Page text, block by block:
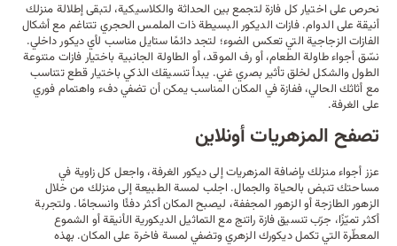
نحرص على اختيار كل فازة لتجمع بين الحداثة والكلاسيكية، لتبقى إطلالة منزلك
أنيقة على الدوام. فازات الديكور البسيطة ذات الملمس الحجري تتناغم مع أشكال
الفازات الزجاجية التي تعكس الضوء؛ لتجد دائمًا ستايل مناسب لأي ديكور داخلي.
نسّق أجواءطاولة الطعام، أو رف الموقد، أوالطاولة الجانبيةباختيار فازات متنوعة
الطول والشكل لخلق تأثير بصري غني. يبدأ تنسيقك الذكي باختيار قطع تتناسب
مع أثاثك الحالي، ففازة في المكان المناسب يمكن أن تضفي دفء واهتمام فوري
على الغرفة.
تصفح المزهريات أونلاين
عزز أجواء منزلك بإضافة المزهريات إلى ديكور الغرفة، واجعل كل زاوية في
مساحتك تنبض بالحياة والجمال. اجلب لمسة الطبيعة إلى منزلك من خلال
الزهور الطازجة أو الزهور المجففة، ليصبح المكان أكثر دفئًا وانسجامًا. ولتجربة
أكثر تميّزًا، جرّب تنسيق فازة راتنج معالتماثيل الديكوريةالأنيقة أوالشموع
المعطّرة التي تكمل ديكورك الزهري وتضفي لمسة فاخرة على المكان. بهذه